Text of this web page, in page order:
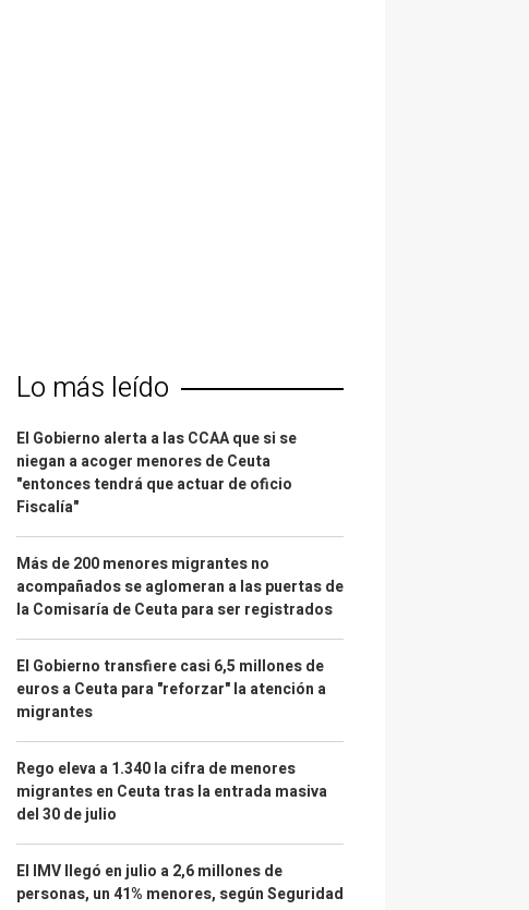
Lo más leído
El Gobierno alerta a las CCAA que si se
niegan a acoger menores de Ceuta
"entonces tendrá que actuar de oficio
Fiscalía"
Más de 200 menores migrantes no
acompañados se aglomeran a las puertas de
la Comisaría de Ceuta para ser registrados
El Gobierno transfiere casi 6,5 millones de
euros a Ceuta para "reforzar" la atención a
migrantes
Rego eleva a 1.340 la cifra de menores
migrantes en Ceuta tras la entrada masiva
del 30 de julio
El IMV llegó en julio a 2,6 millones de
personas, un 41% menores, según Seguridad